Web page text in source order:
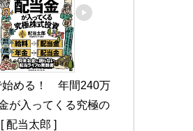
める！　年間240万
が入ってくる究極の
配当太郎 ]